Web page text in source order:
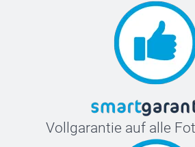
Vollgarantie auf alle